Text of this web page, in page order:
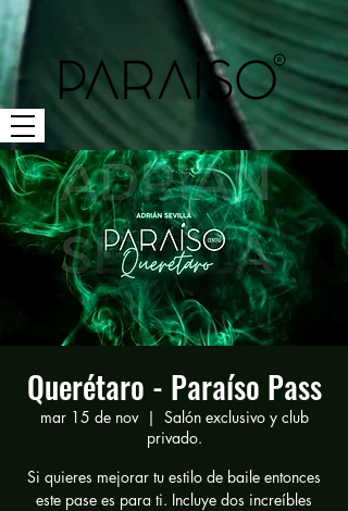
Querétaro - Paraíso Pass
mar 15 de nov
  |
Salón exclusivo y club
privado.
Si quieres mejorar tu estilo de baile entonces
este pase es para ti. Incluye dos increíbles